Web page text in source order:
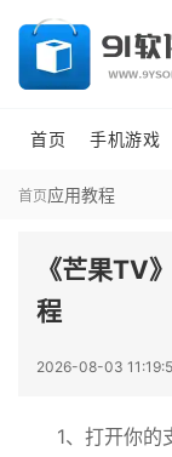
首页 手机游戏
首页应用教程
《芒果TV
程
2026-08-03
1、打开你的